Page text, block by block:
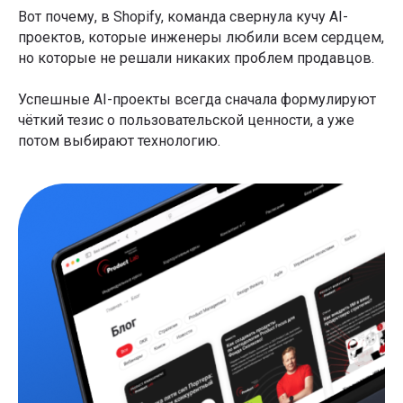
Вот почему, в Shopify, команда свернула кучу AI-
проектов, которые инженеры любили всем сердцем,
но которые не решали никаких проблем продавцов.
Успешные AI-проекты всегда сначала формулируют
чёткий тезис о пользовательской ценности, а уже
потом выбирают технологию.
Курс «Нейросети для работы